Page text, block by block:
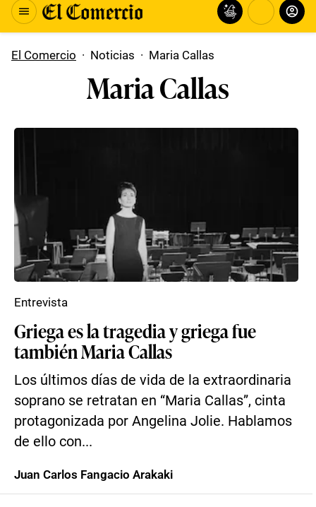
El Comercio · Noticias · Maria Callas
Maria Callas
Griega es la tragedia y griega fue
también Maria Callas
Los últimos días de vida de la extraordinaria
soprano se retratan en “Maria Callas”, cinta
protagonizada por Angelina Jolie. Hablamos
de ello con...
Entrevista
Juan Carlos Fangacio Arakaki